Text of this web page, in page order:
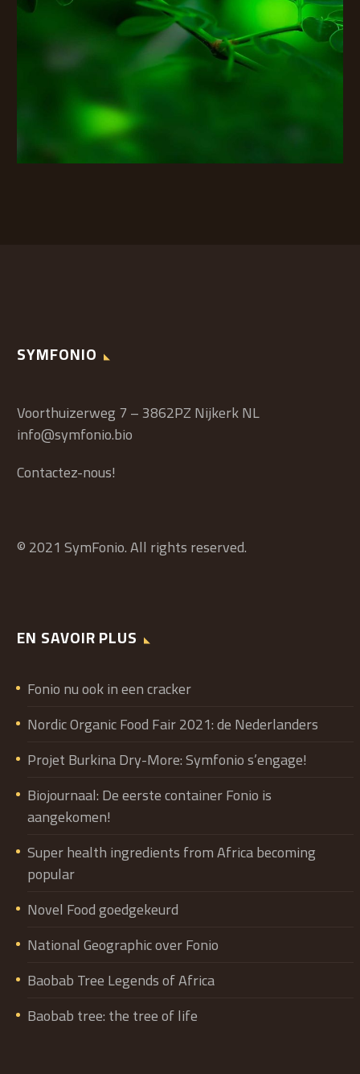
SYMFONIO
Voorthuizerweg 7 – 3862PZ Nijkerk NL
info@symfonio.bio
Contactez-nous!
© 2021 SymFonio. All rights reserved.
EN SAVOIR PLUS
Fonio nu ook in een cracker
Nordic Organic Food Fair 2021: de Nederlanders
Projet Burkina Dry-More: Symfonio s’engage!
Biojournaal: De eerste container Fonio is
aangekomen!
Super health ingredients from Africa becoming
popular
Novel Food goedgekeurd
National Geographic over Fonio
Baobab Tree Legends of Africa
Baobab tree: the tree of life